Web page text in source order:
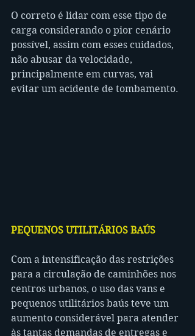
O correto é lidar com esse tipo de
carga considerando o pior cenário
possível, assim com esses cuidados,
não abusar da velocidade,
principalmente em curvas, vai
evitar um acidente de tombamento.
PEQUENOS UTILITÁRIOS BAÚS
Com a intensificação das restrições
para a circulação de caminhões nos
centros urbanos, o uso das vans e
pequenos utilitários baús teve um
aumento considerável para atender
às tantas demandas de entregas e